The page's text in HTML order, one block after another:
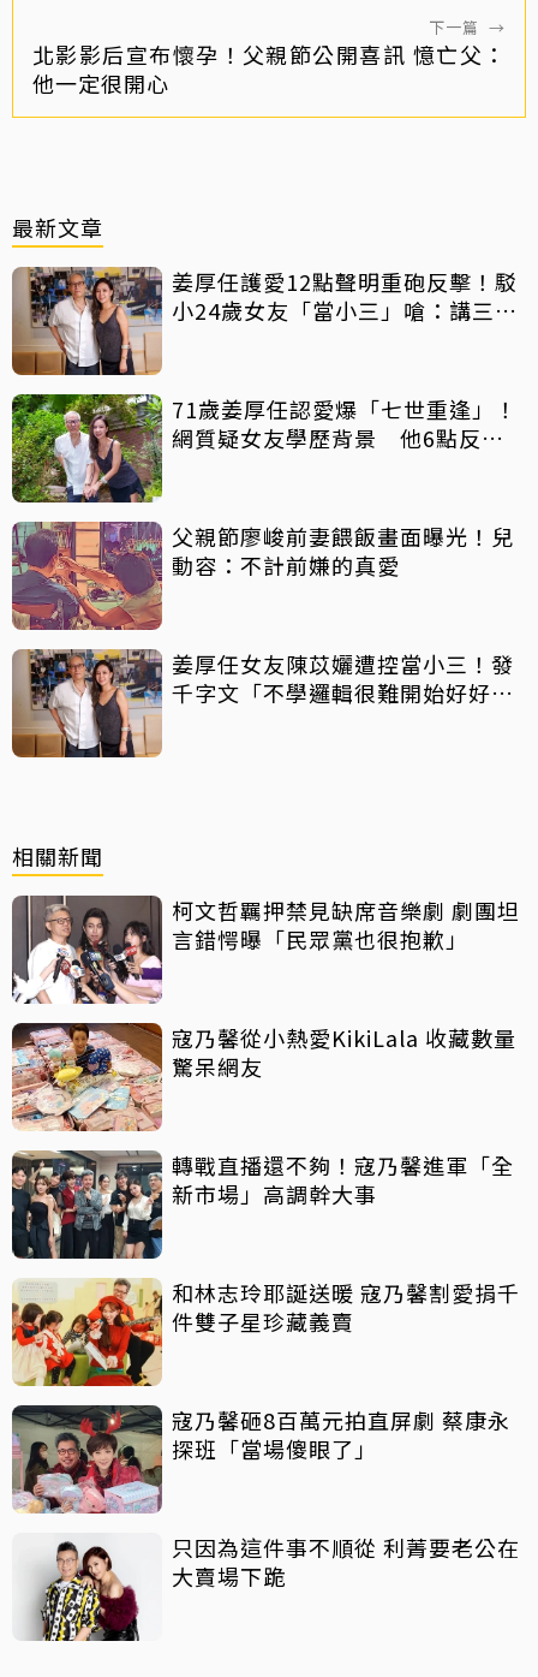
下一篇 →
北影影后宣布懷孕！父親節公開喜訊 憶亡父：
他一定很開心
最新文章
姜厚任護愛12點聲明重砲反擊！駁
小24歲女友「當小三」嗆：講三
71歲姜厚任認愛爆「七世重逢」！
網質疑女友學歷背景 他6點反
父親節廖峻前妻餵飯畫面曝光！兒
動容：不計前嫌的真愛
姜厚任女友陳苡孋遭控當小三！發
千字文「不學邏輯很難開始好好
相關新聞
柯文哲羈押禁見缺席音樂劇 劇團坦
言錯愕曝「民眾黨也很抱歉」
寇乃馨從小熱愛KikiLala 收藏數量
驚呆網友
轉戰直播還不夠！寇乃馨進軍「全
新市場」高調幹大事
和林志玲耶誕送暖 寇乃馨割愛捐千
件雙子星珍藏義賣
寇乃馨砸8百萬元拍直屏劇 蔡康永
探班「當場傻眼了」
只因為這件事不順從 利菁要老公在
大賣場下跪